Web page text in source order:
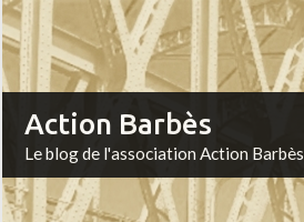
Action Barbès
Le blog de l'association Action Barbès